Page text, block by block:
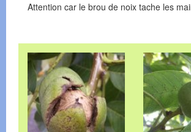
Attention car le brou de noix tache les